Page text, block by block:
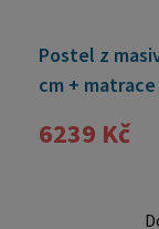
Postel z
cm + matrace
6239 Kč